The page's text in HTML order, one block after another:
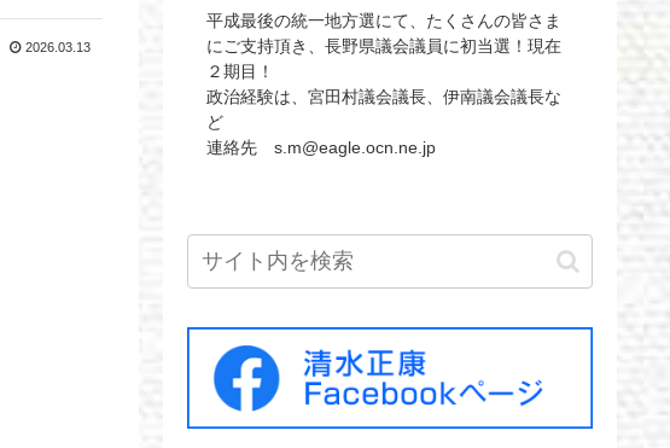
2026.03.13
平成最後の統一地方選にて、たくさんの皆さま
にご支持頂き、長野県議会議員に初当選！現在
２期目！
政治経験は、宮田村議会議長、伊南議会議長な
ど
連絡先 s.m@eagle.ocn.ne.jp